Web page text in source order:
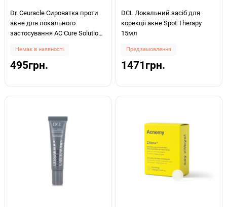
Dr. Ceuracle Сироватка проти
акне для локального
застосування АC Cure Solution
Немає в наявності
495грн.
DCL Локальний засіб для
корекції акне Spot Therapy
15мл
Предзамовлення
1471грн.